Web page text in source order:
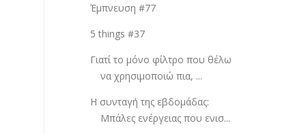
Έμπνευση #77
5 things #37
Γιατί το μόνο φίλτρο που θέλω
να χρησιμοποιώ πια, ...
Η συνταγή της εβδομάδας:
Μπάλες ενέργειας που ενισ...